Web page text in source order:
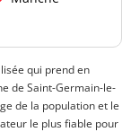
qui prend en
de Saint-Germain-le-
de la population et le
le plus fiable pour